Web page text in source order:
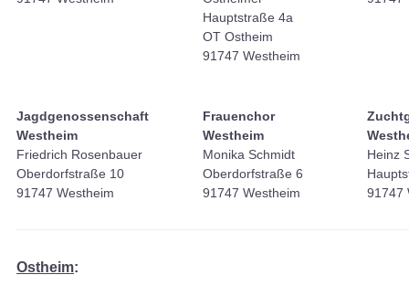
Hauptstraße 4a
OT Ostheim
91747 Westheim
Jagdgenossenschaft
Westheim
Friedrich Rosenbauer
Oberdorfstraße 10
91747 Westheim
Frauenchor
Westheim
Monika Schmidt
Oberdorfstraße 6
91747 Westheim
Heinz
91747
Ostheim: